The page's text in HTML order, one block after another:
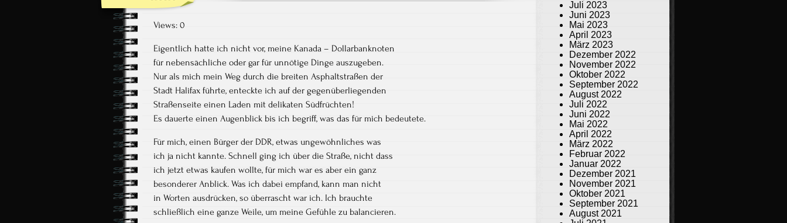
Views: 0
Eigentlich hatte ich nicht vor, meine Kanada – Dollarbanknoten
für nebensächliche oder gar für unnötige Dinge auszugeben.
Nur als mich mein Weg durch die breiten Asphaltstraßen der
Stadt Halifax führte, enteckte ich auf der gegenüberliegenden
Straßenseite einen Laden mit delikaten Südfrüchten!
Es dauerte einen Augenblick bis ich begriff, was das für mich bedeutete.
Für mich, einen Bürger der DDR, etwas ungewöhnliches was
ich ja nicht kannte. Schnell ging ich über die Straße, nicht dass
ich jetzt etwas kaufen wollte, für mich war es aber ein ganz
besonderer Anblick. Was ich dabei empfand, kann man nicht
in Worten ausdrücken, so überrascht war ich. Ich brauchte
schließlich eine ganze Weile, um meine Gefühle zu balancieren.
Juli 2023
Juni 2023
Mai 2023
April 2023
März 2023
Dezember 2022
November 2022
Oktober 2022
September 2022
August 2022
Juli 2022
Juni 2022
Mai 2022
April 2022
März 2022
Februar 2022
Januar 2022
Dezember 2021
November 2021
Oktober 2021
September 2021
August 2021